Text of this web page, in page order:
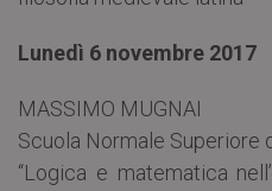
Lunedì 6 novembre 2017
MASSIMO MUGNAI
Scuola Normale Superiore
“Logica e matematica